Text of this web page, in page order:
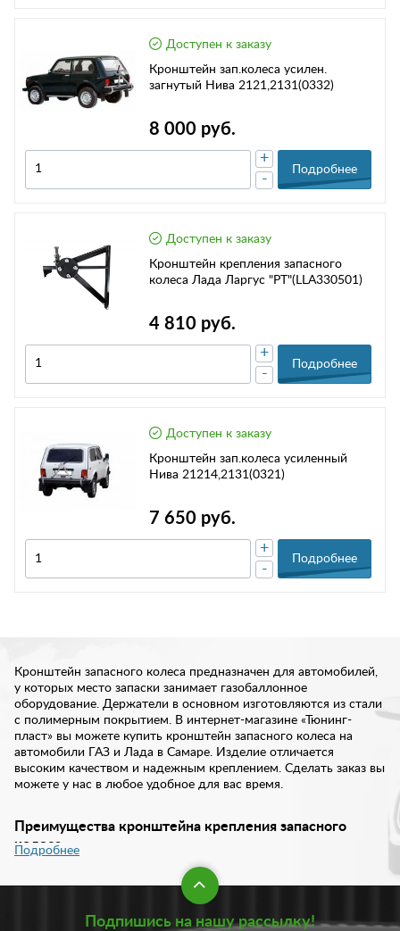
Доступен к заказу
Кронштейн зап.колеса усилен.
загнутый Нива 2121,2131(0332)
8 000 руб.
-
+
Подробнее
Доступен к заказу
Кронштейн крепления запасного
колеса Лада Ларгус "PT"(LLA330501)
4 810 руб.
-
+
Подробнее
Доступен к заказу
Кронштейн зап.колеса усиленный
Нива 21214,2131(0321)
7 650 руб.
-
+
Подробнее
Кронштейн запасного колеса предназначен для автомобилей,
у которых место запаски занимает газобаллонное
оборудование. Держатели в основном изготовляются из стали
с полимерным покрытием. В интернет-магазине «Тюнинг-
пласт» вы можете купить кронштейн запасного колеса на
автомобили ГАЗ и Лада в Самаре. Изделие отличается
высоким качеством и надежным креплением. Сделать заказ вы
можете у нас в любое удобное для вас время.
Преимущества кронштейна крепления запасного
колеса
Благодаря удобной откидной конструкции, кронштейн
(держатель) позволяет легко получить доступ к задней двери
автомобиля. При этом, установка такого аксессуара не
потребует доработки кузова, а также не мешает
Подробнее
Подпишись на нашу рассылку!